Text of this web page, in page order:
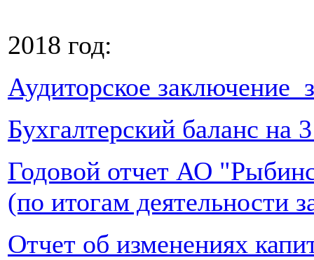
2018 год:
Аудиторское заключение
Бухгалтерский баланс на
Годовой отчет АО
(по итогам деятельности
Отчет об изменениях